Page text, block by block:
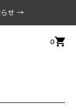
らせ →
0